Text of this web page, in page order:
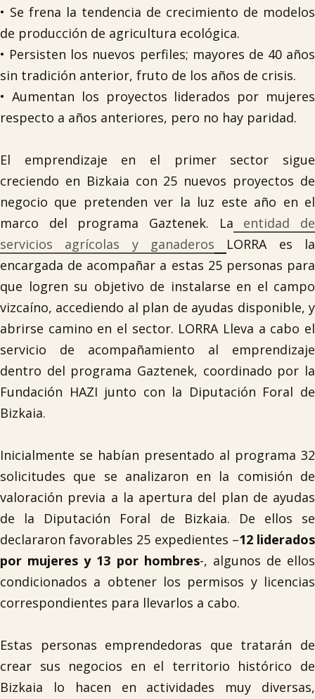
Tablón de anuncios
Lursail Market
• Se frena la tendencia de crecimiento de modelos
de producción de agricultura ecológica.
• Persisten los nuevos perfiles; mayores de 40 años
sin tradición anterior, fruto de los años de crisis.
• Aumentan los proyectos liderados por mujeres
respecto a años anteriores, pero no hay paridad.
El emprendizaje en el primer sector sigue
creciendo en Bizkaia con 25 nuevos proyectos de
negocio que pretenden ver la luz este año en el
marco del programa Gaztenek. La entidad de
servicios agrícolas y ganaderos
LORRA es la
encargada de acompañar a estas 25 personas para
que logren su objetivo de instalarse en el campo
vizcaíno, accediendo al plan de ayudas disponible, y
abrirse camino en el sector. LORRA Lleva a cabo el
servicio de acompañamiento al emprendizaje
dentro del programa Gaztenek, coordinado por la
Fundación HAZI junto con la Diputación Foral de
Bizkaia.
Inicialmente se habían presentado al programa 32
solicitudes que se analizaron en la comisión de
valoración previa a la apertura del plan de ayudas
de la Diputación Foral de Bizkaia. De ellos se
declararon favorables 25 expedientes –12 liderados
por mujeres y 13 por hombres-, algunos de ellos
condicionados a obtener los permisos y licencias
correspondientes para llevarlos a cabo.
Estas personas emprendedoras que tratarán de
crear sus negocios en el territorio histórico de
Bizkaia lo hacen en actividades muy diversas,